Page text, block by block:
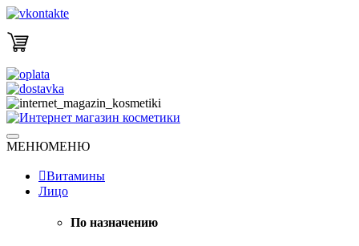
Skip
content
Интернет магазин косметики
Натуральная косметика
МЕНЮМЕНЮ
Витамины
Лицо
По назначению